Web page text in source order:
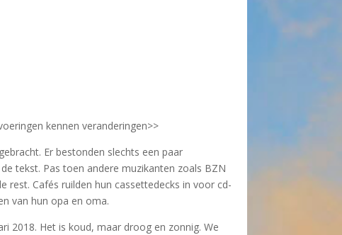
kennen veranderingen>>
Er bestonden slechts een paar
tekst. Pas toen andere muzikanten zoals BZN
rest. Cafés ruilden hun cassettedecks in voor cd-
van hun opa en oma.
2018. Het is koud, maar droog en zonnig. We